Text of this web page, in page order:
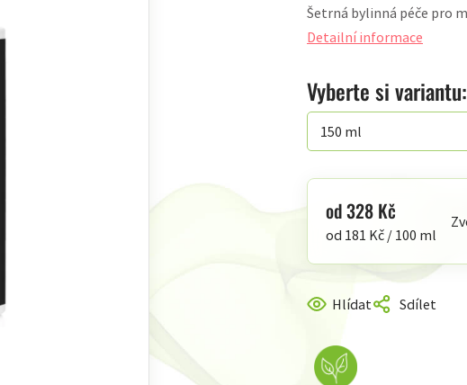
produktu
je
5
hvězdiček.
Vyberte si variantu:
Šetrná bylinná péče pro
Detailní informace
Hlídat Sdílet
od328 Kč
Měrná
od 181 Kč / 100 ml